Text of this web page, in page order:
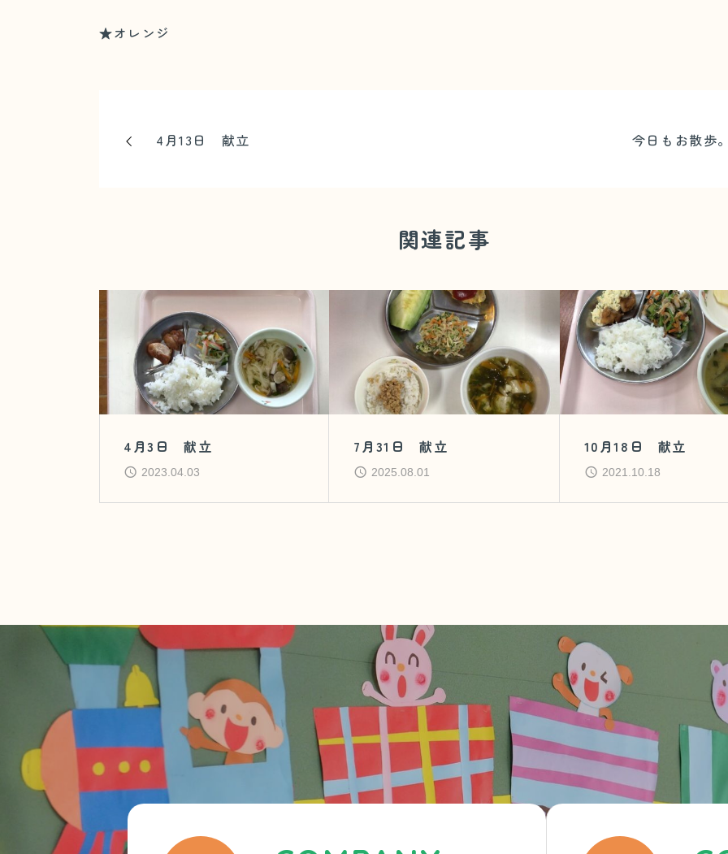
★オレンジ
4月13日 献立 今日もお散歩
関連記事
4月3日 献立
2023.04.03
7月31日 献立
2025.08.01
10月18日 献立
2021.10.18